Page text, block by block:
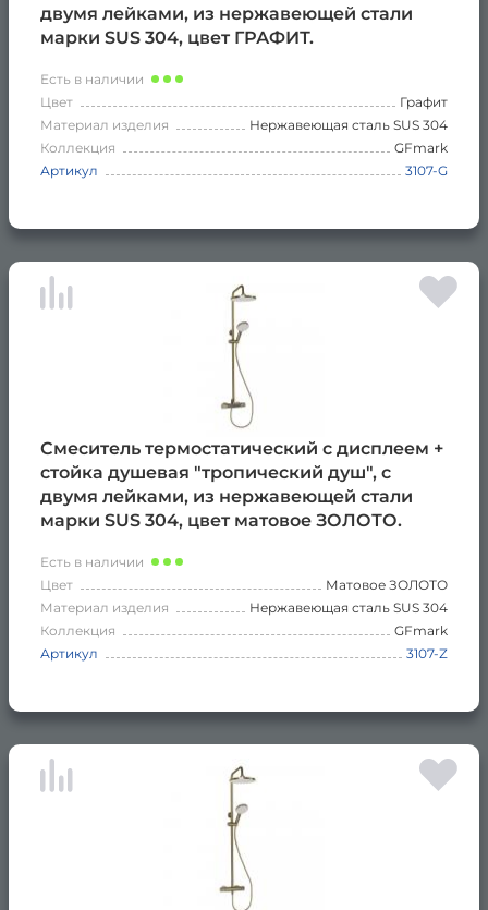
двумя лейками, из нержавеющей стали
марки SUS 304, цвет ГРАФИТ.
Есть в наличии
Цвет
Графит
Материал изделия
Нержавеющая сталь SUS 304
Коллекция
GFmark
Артикул
3107-G
Смеситель термостатический с дисплеем +
стойка душевая "тропический душ", с
двумя лейками, из нержавеющей стали
марки SUS 304, цвет матовое ЗОЛОТО.
Есть в наличии
Цвет
Матовое ЗОЛОТО
Материал изделия
Нержавеющая сталь SUS 304
Коллекция
GFmark
Артикул
3107-Z